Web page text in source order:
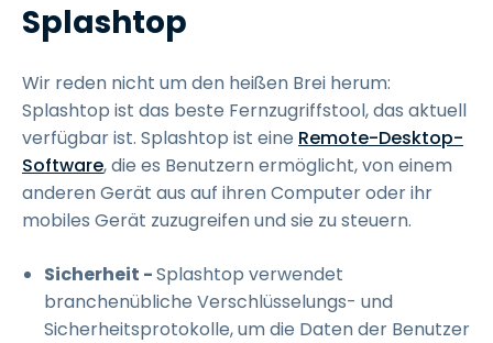
Splashtop
Wir reden nicht um den heißen Brei herum:
Splashtop ist das beste Fernzugriffstool, das aktuell
verfügbar ist. Splashtop ist eine Remote-Desktop-
Software, die es Benutzern ermöglicht, von einem
anderen Gerät aus auf ihren Computer oder ihr
mobiles Gerät zuzugreifen und sie zu steuern.
Sicherheit -Splashtop verwendet
branchenübliche Verschlüsselungs- und
Sicherheitsprotokolle, um die Daten der Benutzer